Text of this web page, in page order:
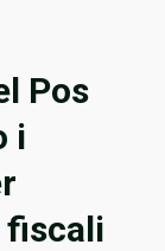
Pos
i